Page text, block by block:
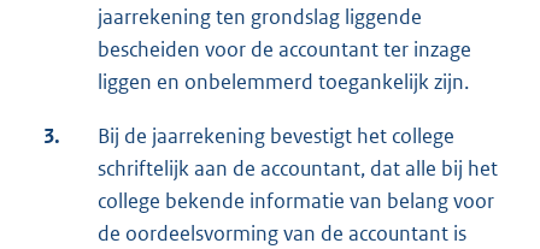
jaarrekening ten grondslag liggende
bescheiden voor de accountant ter inzage
liggen en onbelemmerd toegankelijk zijn.
3.
Bij de jaarrekening bevestigt het college
schriftelijk aan de accountant, dat alle bij het
college bekende informatie van belang voor
de oordeelsvorming van de accountant is